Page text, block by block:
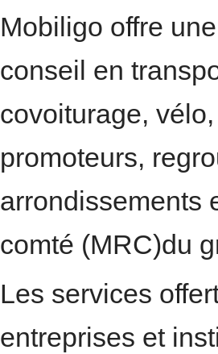
Mobiligo offre
conseil en
covoiturage,
promoteurs,
arrondissements
comté (MRC)du
Les services
entreprises et